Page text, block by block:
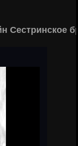
Сестринское